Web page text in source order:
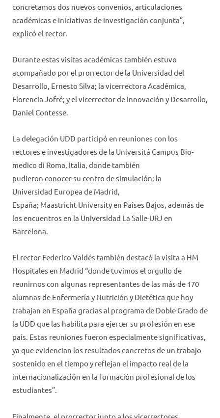
concretamos dos nuevos convenios, articulaciones
académicas e iniciativas de investigación conjunta”,
explicó el rector.
Durante estas visitas académicas también estuvo
acompañado por el prorrector de la Universidad del
Desarrollo, Ernesto Silva; la vicerrectora Académica,
Florencia Jofré; y el vicerrector de Innovación y Desarrollo,
Daniel Contesse.
La delegación UDD participó en reuniones con los
rectores e investigadores de la Universitá Campus Bio-
medico di Roma, Italia, donde también
pudieron conocer su centro de simulación; la
Universidad Europea de Madrid,
España; Maastricht University en Países Bajos, además de
los encuentros en la Universidad La Salle-URJ en
Barcelona.
El rector Federico Valdés también destacó la visita a HM
Hospitales en Madrid “donde tuvimos el orgullo de
reunirnos con algunas representantes de las más de 170
alumnas de Enfermería y Nutrición y Dietética que hoy
trabajan en España gracias al programa de Doble Grado de
la UDD que las habilita para ejercer su profesión en ese
país. Estas reuniones fueron especialmente significativas,
ya que evidencian los resultados concretos de un trabajo
sostenido en el tiempo y reflejan el impacto real de la
internacionalización en la formación profesional de los
estudiantes”.
Finalmente, el prorrector junto a los vicerrectores